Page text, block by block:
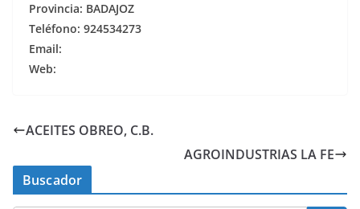
Provincia: BADAJOZ
Teléfono: 924534273
Email:
Web:
ACEITES OBREO, C.B.
AGROINDUSTRIAS LA FE
Buscador